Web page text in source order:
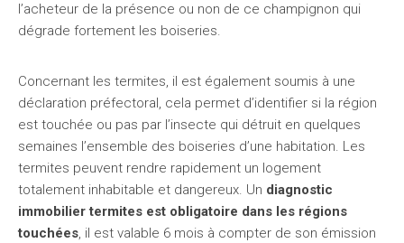
l’acheteur de la présence ou non de ce champignon qui
dégrade fortement les boiseries.
Concernant les termites, il est également soumis à une
déclaration préfectoral, cela permet d’identifier si la région
est touchée ou pas par l’insecte qui détruit en quelques
semaines l’ensemble des boiseries d’une habitation. Les
termites peuvent rendre rapidement un logement
totalement inhabitable et dangereux. Un diagnostic
immobilier termites est obligatoire dans les régions
touchées, il est valable 6 mois à compter de son émission